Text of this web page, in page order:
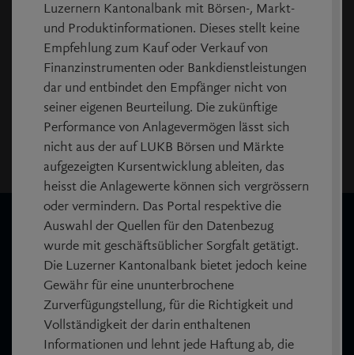
Luzernern Kantonalbank mit Börsen-, Markt-
und Produktinformationen. Dieses stellt keine
Empfehlung zum Kauf oder Verkauf von
Finanzinstrumenten oder Bankdienstleistungen
dar und entbindet den Empfänger nicht von
seiner eigenen Beurteilung. Die zukünftige
Performance von Anlagevermögen lässt sich
nicht aus der auf LUKB Börsen und Märkte
aufgezeigten Kursentwicklung ableiten, das
heisst die Anlagewerte können sich vergrössern
oder vermindern. Das Portal respektive die
Auswahl der Quellen für den Datenbezug
wurde mit geschäftsüblicher Sorgfalt getätigt.
Die Luzerner Kantonalbank bietet jedoch keine
Gewähr für eine ununterbrochene
Zurverfügungstellung, für die Richtigkeit und
Vollständigkeit der darin enthaltenen
Informationen und lehnt jede Haftung ab, die
Copyright © Allfunds Tech Solutions2026, Rel. v4.1.62
Die Daten sind je nach Börse unterschiedlich verzögert,
jedoch mindestens 15 Minuten.
Disclaimer
Copyright:
© SIX Financial Information AG.
Wir sind für Sie da
call
Anrufen
+41 844 844 866
mail_outline Nachricht schreiben